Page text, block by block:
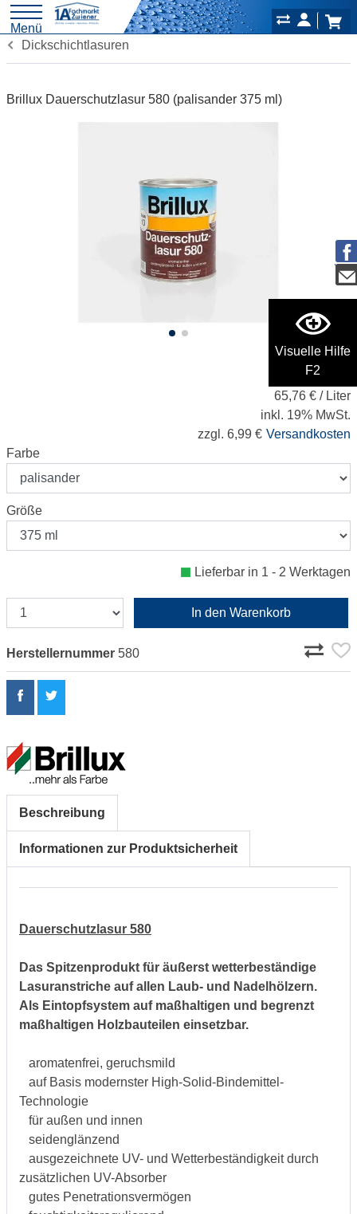
Visuelle Hilfe
F2
Menü
Dickschichtlasuren
Brillux Dauerschutzlasur 580 (palisander 375 ml)
24,99 €
65,76 € / Liter
inkl. 19% MwSt.
zzgl. 6,99 € Versandkosten
Farbe
Größe
Lieferbar in 1 - 2 Werktagen
In den Warenkorb
Herstellernummer 580
Beschreibung
Informationen zur Produktsicherheit
Dauerschutzlasur 580
Das Spitzenprodukt für äußerst wetterbeständige
Lasuranstriche auf allen Laub- und Nadelhölzern.
Als Eintopfsystem auf maßhaltigen und begrenzt
maßhaltigen Holzbauteilen einsetzbar.
aromatenfrei, geruchsmild
auf Basis modernster High-Solid-Bindemittel-
Technologie
für außen und innen
seidenglänzend
ausgezeichnete UV- und Wetterbeständigkeit durch
zusätzlichen UV-Absorber
gutes Penetrationsvermögen